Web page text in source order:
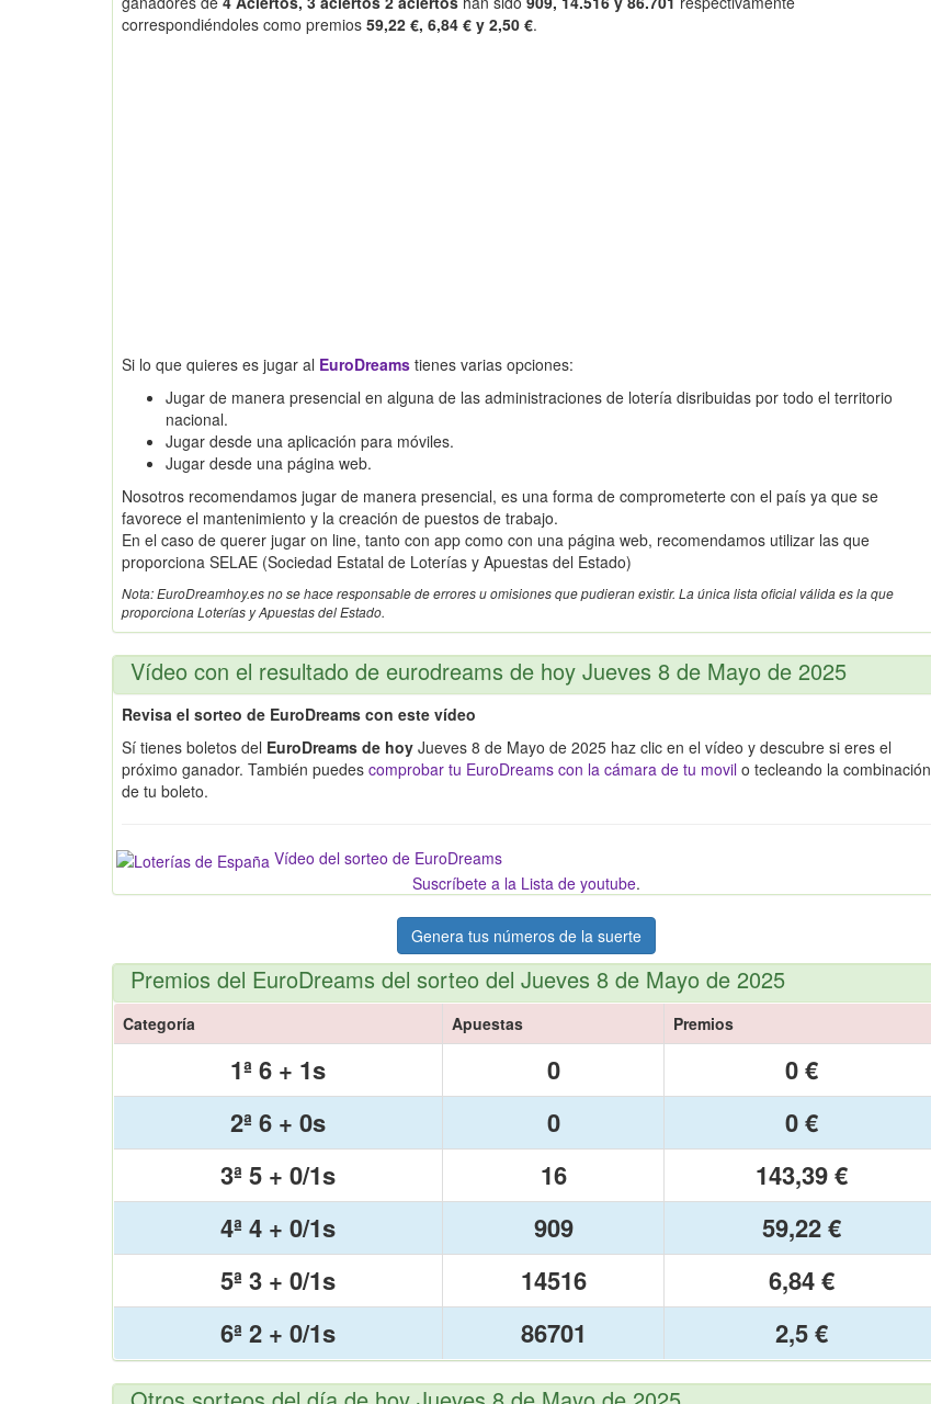
correspondiéndoles como premios 59,22 €, 6,84 € y 2,50 €.
Si lo que quieres es jugar al EuroDreams tienes varias opciones:
Jugar de manera presencial en alguna de las administraciones de lotería disribuidas por todo el territorio
nacional.
Jugar desde una aplicación para móviles.
Jugar desde una página web.
Nosotros recomendamos jugar de manera presencial, es una forma de comprometerte con el país ya que se
favorece el mantenimiento y la creación de puestos de trabajo.
En el caso de querer jugar on line, tanto con app como con una página web, recomendamos utilizar las que
proporciona SELAE (Sociedad Estatal de Loterías y Apuestas del Estado)
Nota: EuroDreamhoy.es no se hace responsable de errores u omisiones que pudieran existir. La única lista oficial válida es la que
proporciona Loterías y Apuestas del Estado.
Vídeo con el resultado de eurodreams de hoy Jueves 8 de Mayo de 2025
Revisa el sorteo de EuroDreams con este vídeo
Sí tienes boletos del EuroDreams de hoy Jueves 8 de Mayo de 2025 haz clic en el vídeo y descubre si eres el
próximo ganador. También puedes comprobar tu EuroDreams con la cámara de tu movil o tecleando la combinación
de tu boleto.
Vídeo del sorteo de EuroDreams
Suscríbete a la Lista de youtube.
Genera tus números de la suerte
Premios del EuroDreams del sorteo del Jueves 8 de Mayo de 2025
Categoría Apuestas Premios
1ª 6 + 1s 0
0 €
2ª 6 + 0s
0
0 €
3ª 5 + 0/1s
16
143,39 €
4ª 4 + 0/1s
909
59,22 €
5ª 3 + 0/1s
14516
6,84 €
6ª 2 + 0/1s
86701 2,5 €